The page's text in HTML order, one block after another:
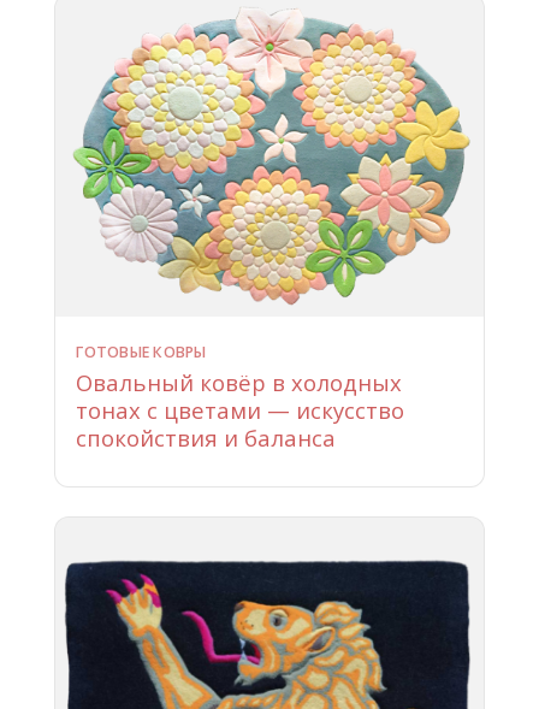
ГОТОВЫЕ КОВРЫ
Овальный ковёр в холодных
тонах с цветами — искусство
спокойствия и баланса